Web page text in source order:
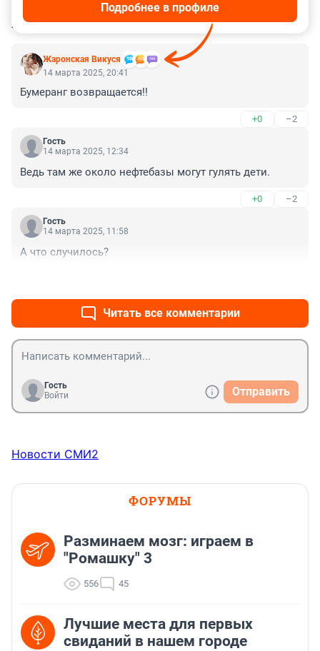
КОММЕНТАРИИ 30
Жаронская Викуся
Подробнее в профиле
14 марта 2025, 20:41
Бумеранг возвращается!!
+0 –2
Гость
14 марта 2025, 12:34
Ведь там же около нефтебазы могут гулять дети.
+0 –2
Гость
14 марта 2025, 11:58
А что случилось?
Читать все комментарии
Гость
Войти
Отправить
Новости СМИ2
ФОРУМЫ
Разминаем мозг: играем в
"Ромашку" 3
556 45
Лучшие места для первых
свиданий в нашем городе